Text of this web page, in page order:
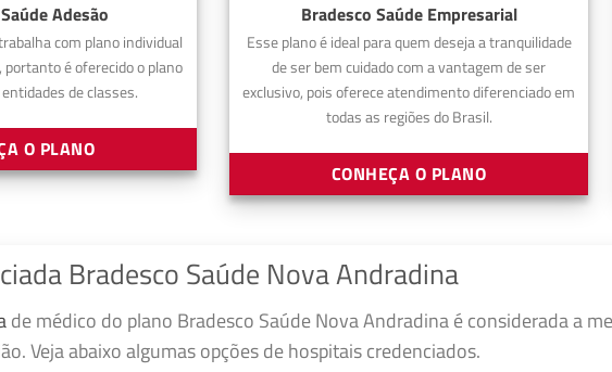
Adesão
com plano individual
é oferecido o plano
de classes.
O PLANO
Bradesco Saúde Empresarial
Esse plano é ideal para quem deseja a tranquilidade
de ser bem cuidado com a vantagem de ser
exclusivo, pois oferece atendimento diferenciado em
todas as regiões do Brasil.
CONHEÇA O PLANO
Bradesco Saúde Nova Andradina
de médico do plano Bradesco Saúde Nova Andradina é considerada a
Veja abaixo algumas opções de hospitais credenciados.